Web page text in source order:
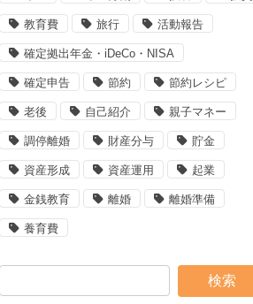
教育費 旅行 活動報告
確定拠出年金・iDeCo・NISA
確定申告 節約 節約レシピ
老後 自己紹介 親子マネー
調停離婚 財産分与 貯金
資産形成 資産運用 起業
金銭教育 離婚 離婚準備
養育費